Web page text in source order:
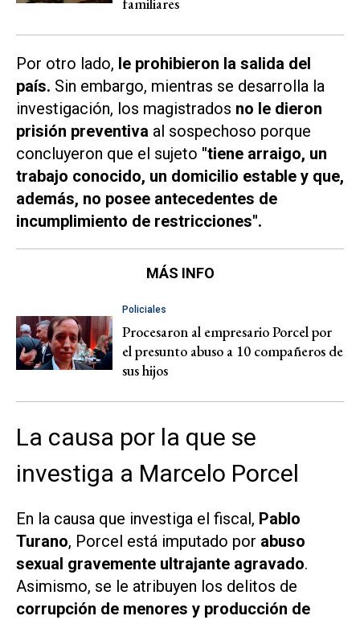
Por otro lado, le prohibieron la salida del
país. Sin embargo, mientras se desarrolla la
investigación, los magistrados no le dieron
prisión preventiva al sospechoso porque
concluyeron que el sujeto "tiene arraigo, un
trabajo conocido, un domicilio estable y que,
además, no posee antecedentes de
incumplimiento de restricciones".
MÁS INFO
Policiales
Procesaron al empresario Porcel por
el presunto abuso a 10 compañeros de
sus hijos
La causa por la que se
investiga a Marcelo Porcel
En la causa que investiga el fiscal, Pablo
Turano, Porcel está imputado por abuso
sexual gravemente ultrajante agravado.
Asimismo, se le atribuyen los delitos de
corrupción de menores y producción de